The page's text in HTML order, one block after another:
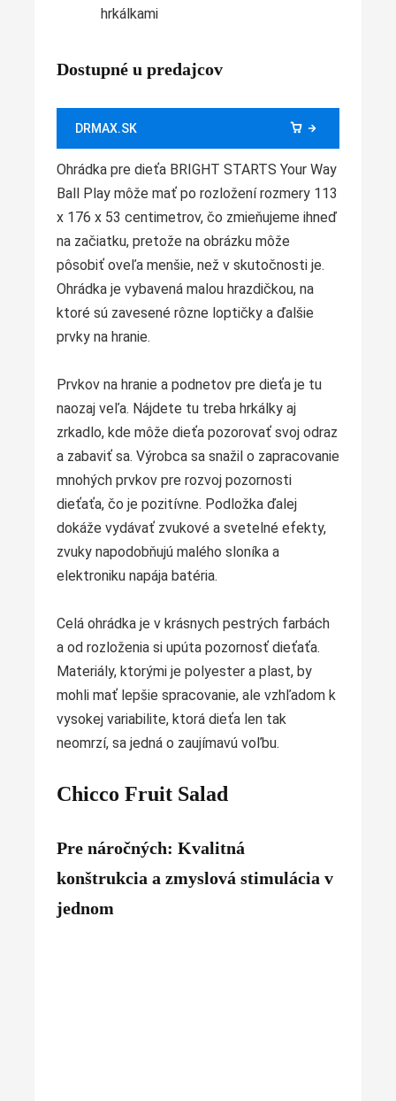
hrkálkami
Dostupné u predajcov
DRMAX.SK
Ohrádka pre dieťa BRIGHT STARTS Your Way
Ball Play môže mať po rozložení rozmery 113
x 176 x 53 centimetrov, čo zmieňujeme ihneď
na začiatku, pretože na obrázku môže
pôsobiť oveľa menšie, než v skutočnosti je.
Ohrádka je vybavená malou hrazdičkou, na
ktoré sú zavesené rôzne loptičky a ďalšie
prvky na hranie.
Prvkov na hranie a podnetov pre dieťa je tu
naozaj veľa. Nájdete tu treba hrkálky aj
zrkadlo, kde môže dieťa pozorovať svoj odraz
a zabaviť sa. Výrobca sa snažil o zapracovanie
mnohých prvkov pre rozvoj pozornosti
dieťaťa, čo je pozitívne. Podložka ďalej
dokáže vydávať zvukové a svetelné efekty,
zvuky napodobňujú malého sloníka a
elektroniku napája batéria.
Celá ohrádka je v krásnych pestrých farbách
a od rozloženia si upúta pozornosť dieťaťa.
Materiály, ktorými je polyester a plast, by
mohli mať lepšie spracovanie, ale vzhľadom k
vysokej variabilite, ktorá dieťa len tak
neomrzí, sa jedná o zaujímavú voľbu.
Chicco Fruit Salad
Pre náročných: Kvalitná
konštrukcia a zmyslová stimulácia v
jednom